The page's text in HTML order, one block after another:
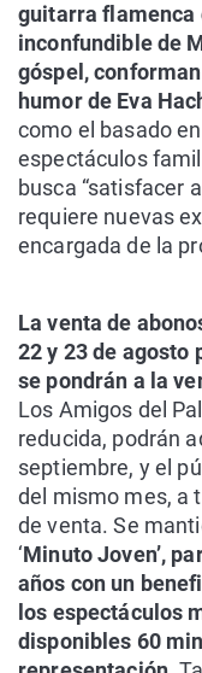
guitarra flamenca
inconfundible de
góspel,
humor de Eva
como el basado
espectáculos
busca “satisfacer
requiere nuevas
encargada de la
La venta de
22 y 23 de agosto
se pondrán a la
Los Amigos del
reducida, podrán
septiembre, y el
del mismo mes, a
de venta. Se
‘Minuto Joven’,
años con un
los espectáculos
disponibles 60